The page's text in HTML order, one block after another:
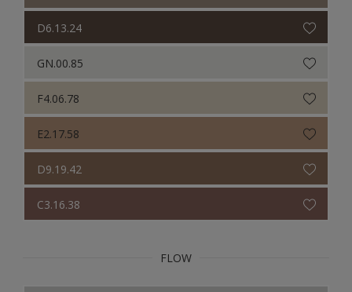
D6.13.24
GN.00.85
F4.06.78
E2.17.58
D9.19.42
C3.16.38
FLOW